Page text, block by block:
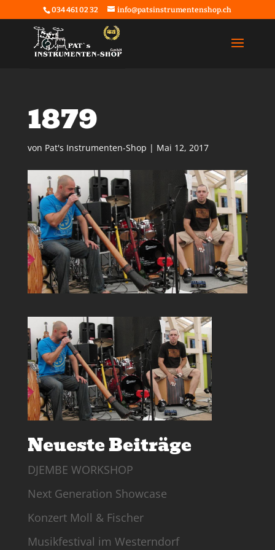
034 461 02 32 info@patsinstrumentenshop.ch
1879
von Pat's Instrumenten-Shop | Mai 12, 2017
Neueste Beiträge
DJEMBE WORKSHOP
Next Generation Showcase
Konzert Moll & Fischer
Musikfestival im Westerndorf